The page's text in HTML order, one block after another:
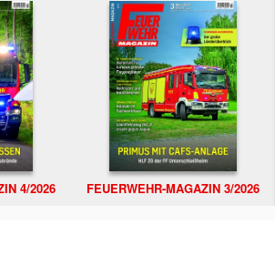
4/2026 FEUERWEHR-MAGAZIN 3/2026